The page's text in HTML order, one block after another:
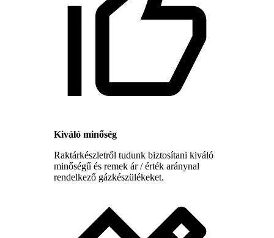
Kiváló minőség
Raktárkészletről tudunk biztosítani kiváló
minőségű és remek ár / érték aránynal
rendelkező gázkészülékeket.